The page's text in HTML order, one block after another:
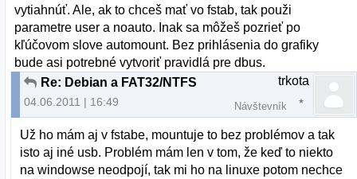
vytiahnúť. Ale, ak to chceš mať vo fstab, tak použi
parametre user a noauto. Inak sa môžeš pozrieť po
kľúčovom slove automount. Bez prihlásenia do grafiky
bude asi potrebné vytvoriť pravidlá pre dbus.
Re: Debian a FAT32/NTFS
04.06.2011 | 16:49
trkota
Návštevník
Už ho mám aj v fstabe, mountuje to bez problémov a tak
isto aj iné usb. Problém mám len v tom, že keď to niekto
na windowse neodpojí, tak mi ho na linuxe potom nechce